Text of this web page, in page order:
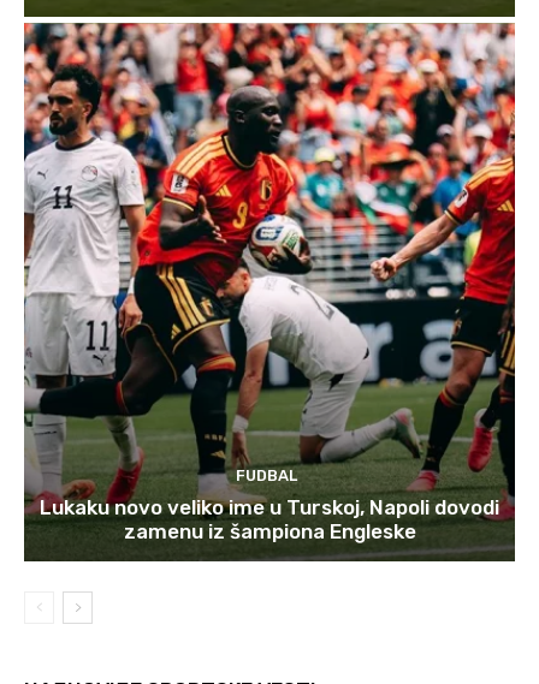
FUDBAL
Lukaku novo veliko ime u Turskoj, Napoli dovodi
zamenu iz šampiona Engleske